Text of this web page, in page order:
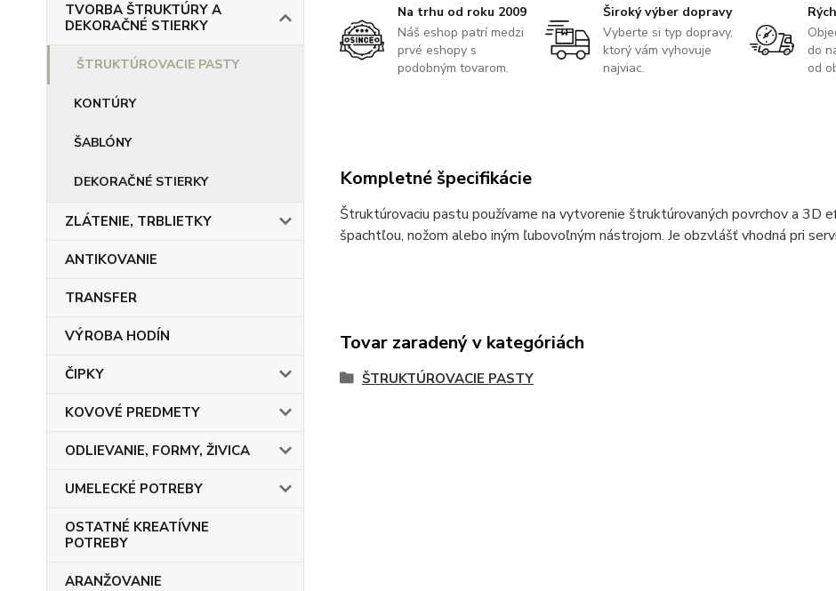
TVORBA ŠTRUKTÚRY A
DEKORAČNÉ STIERKY
ŠTRUKTÚROVACIE PASTY
KONTÚRY
ŠABLÓNY
DEKORAČNÉ STIERKY
ZLÁTENIE, TRBLIETKY
ANTIKOVANIE
TRANSFER
VÝROBA HODÍN
ČIPKY
KOVOVÉ PREDMETY
ODLIEVANIE, FORMY, ŽIVICA
UMELECKÉ POTREBY
OSTATNÉ KREATÍVNE
POTREBY
ARANŽOVANIE
Na trhu od roku 2009
Náš eshop patrí medzi
prvé eshopy s
podobným tovarom.
Široký výber dopravy
Vyberte si typ dopravy,
ktorý vám vyhovuje
najviac.
do
od
Kompletné špecifikácie
Štruktúrovaciu pastu používame na vytvorenie štruktúrovaných povrchov a 3D
špachtľou, nožom alebo iným ľubovoľným nástrojom. Je obzvlášť vhodná pri
Tovar zaradený v kategóriách
ŠTRUKTÚROVACIE PASTY